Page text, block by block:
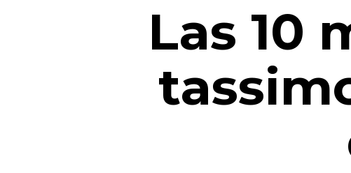
Las 10